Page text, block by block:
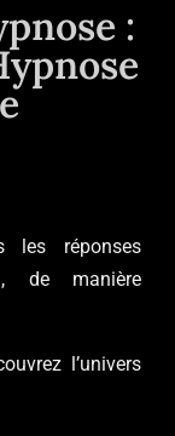
:
les réponses
de manière
l’univers